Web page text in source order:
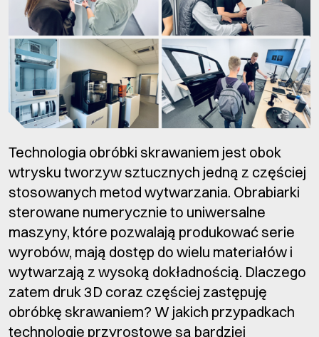
Technologia obróbki skrawaniem jest obok
wtrysku tworzyw sztucznych jedną z częściej
stosowanych metod wytwarzania. Obrabiarki
sterowane numerycznie to uniwersalne
maszyny, które pozwalają produkować serie
wyrobów, mają dostęp do wielu materiałów i
wytwarzają z wysoką dokładnością. Dlaczego
zatem druk 3D coraz częściej zastępuję
obróbkę skrawaniem? W jakich przypadkach
technologie przyrostowe są bardziej